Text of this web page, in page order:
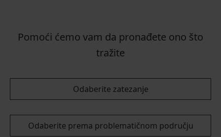
Pomoći ćemo vam da pronađete ono što
tražite
Odaberite zatezanje
Odaberite prema problematičnom području